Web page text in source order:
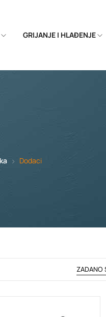
GRIJANJE I HLAĐENJE
Dodaci